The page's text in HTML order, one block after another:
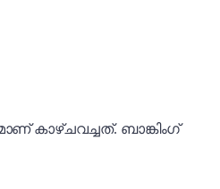
കാഴ്ചവച്ചത്. ബാങ്കിംഗ്